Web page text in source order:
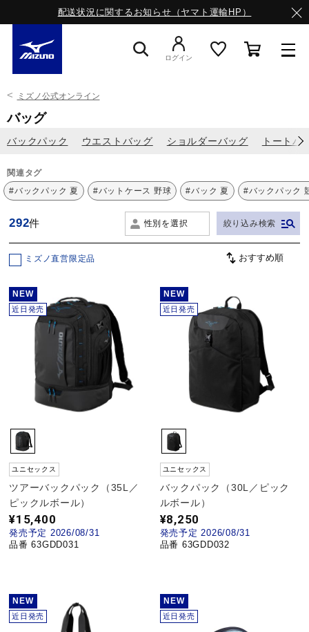
配送状況に関するお知らせ（ヤマト運輸HP）
スニーカー
ライフスタイルウエア
ランニング
トレーニング
野球
ゴルフ
バレーボール
テニス／ソフトテニス
バドミントン
ログイン
ミズノ公式オンライン
バッグ
バックパック ウエストバッグ ショルダーバッグ トートバ
関連タグ
#バックパック 夏
#バットケース 野球 #バック 夏 #バックパック
292件 性別を選択 絞り込み検索
ミズノ直営限定品
NEW
近日発売
ユニセックス
ツアーバックパック（35L／
ピックルボール）
¥15,400
発売予定 2026/08/31
品番 63GDD031
NEW
近日発売
ユニセックス
バックパック（30L／ピック
ルボール）
¥8,250
発売予定 2026/08/31
品番 63GDD032
NEW
近日発売
NEW
近日発売